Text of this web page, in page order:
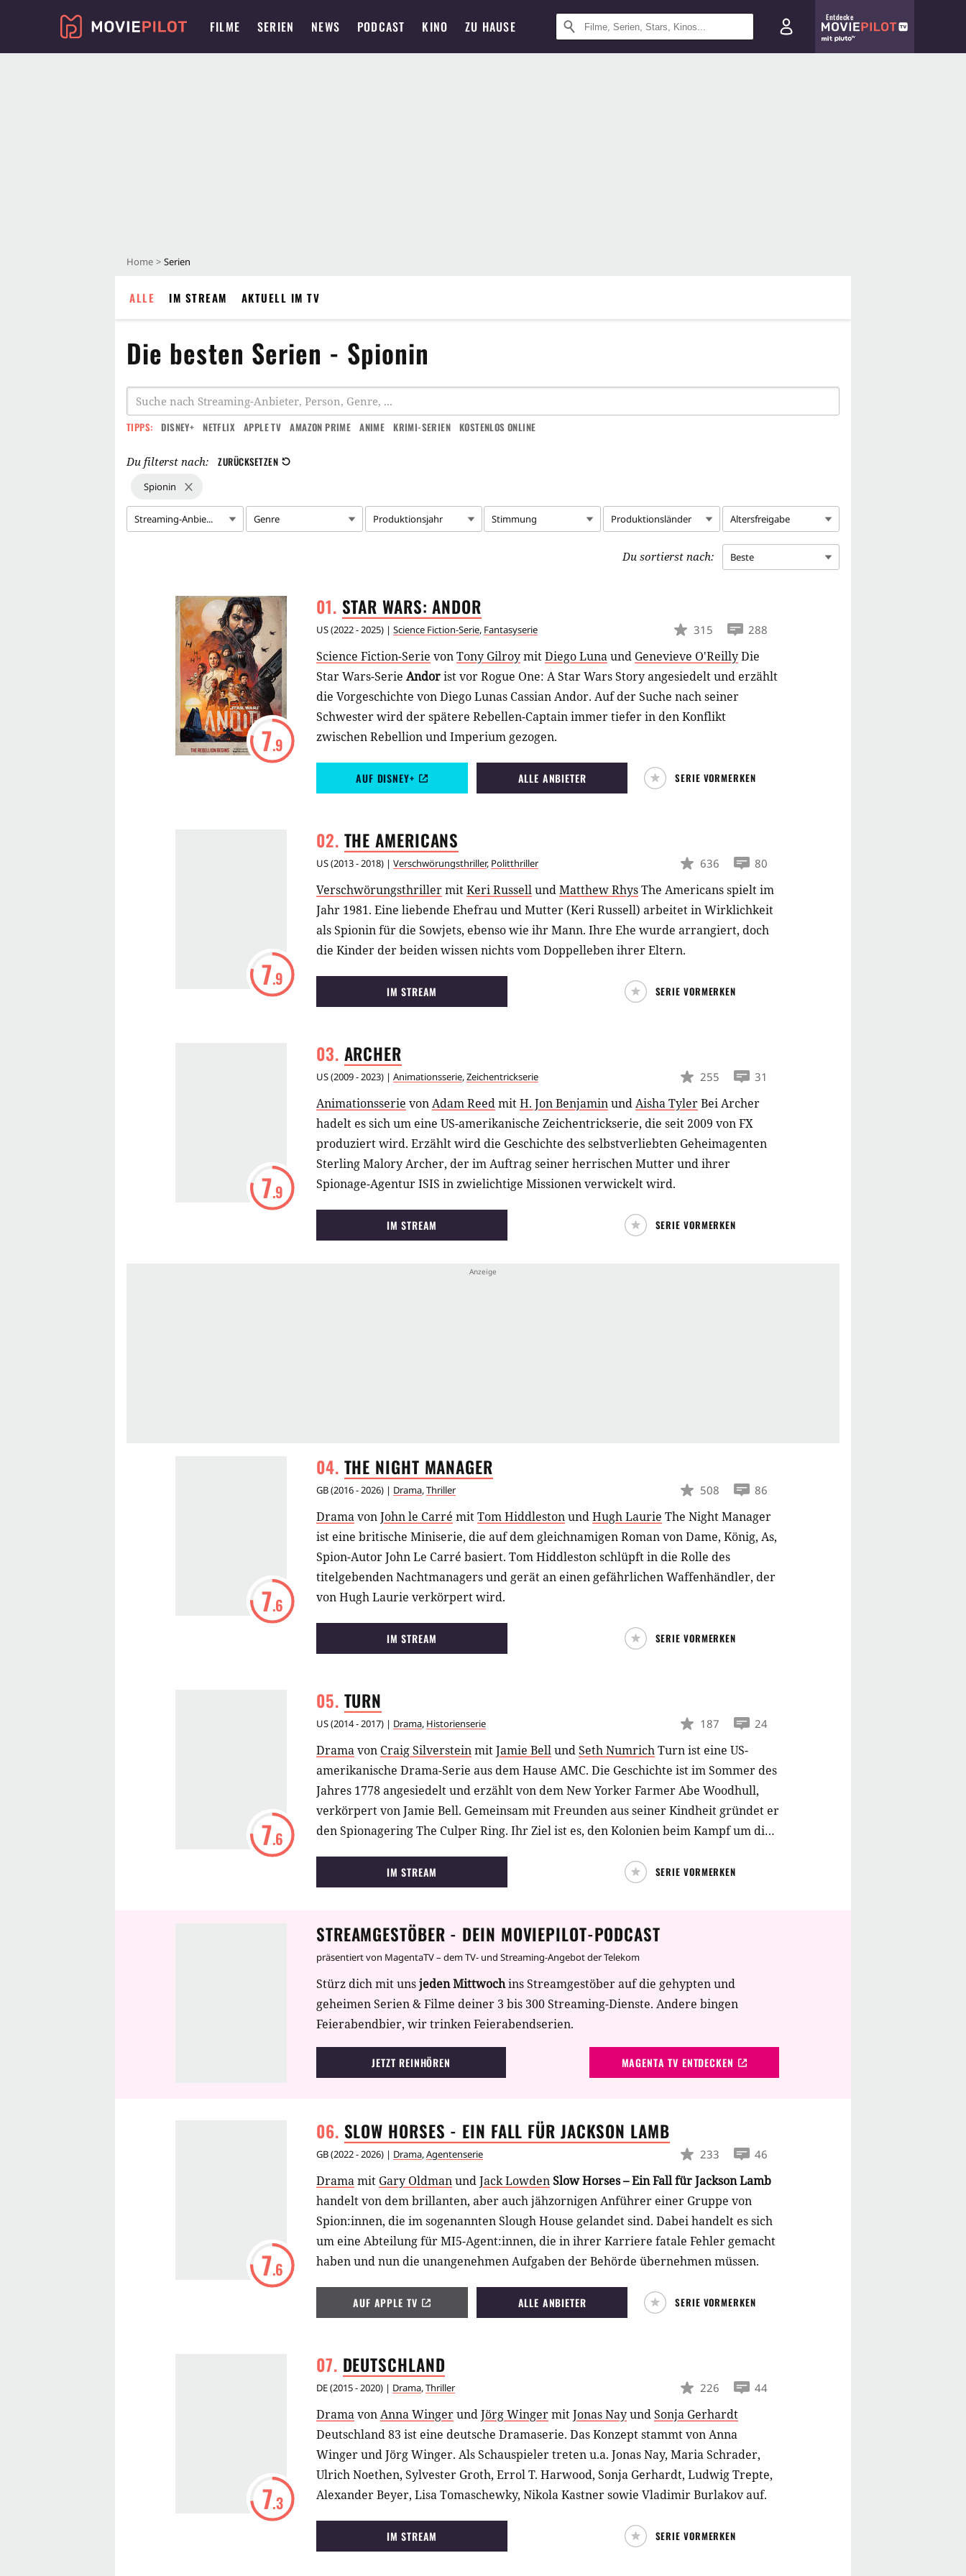
FILME SERIEN NEWS PODCAST KINO ZU HAUSE
Entdecke
Home Serien
ALLE IM STREAM AKTUELL IM TV
Die besten Serien - Spionin
TIPPS: DISNEY+ NETFLIX APPLE TV AMAZON PRIME ANIME KRIMI-SERIEN KOSTENLOS ONLINE
Du filterst nach: ZURÜCKSETZEN
Spionin
Streaming-Anbie... Genre Produktionsjahr Stimmung Produktionsländer Altersfreigabe
Du sortierst nach: Beste
STAR WARS:ANDOR
US(2022 - 2025) | Science Fiction-Serie, Fantasyserie
7.9
315 288
Science Fiction-Serie vonTony GilroymitDiego Lunaund Genevieve O'ReillyDie
Star Wars-Serie Andorist vor Rogue One: A Star Wars Story angesiedelt und erzählt
die Vorgeschichte von Diego Lunas Cassian Andor. Auf der Suche nach seiner
Schwester wird der spätere Rebellen-Captain immer tiefer in den Konflikt
zwischen Rebellion und Imperium gezogen.
AUF DISNEY+ ALLE ANBIETER SERIE VORMERKEN
THEAMERICANS
US(2013 - 2018) | Verschwörungsthriller, Politthriller
7.9
636 80
VerschwörungsthrillermitKeri RussellundMatthew RhysThe Americans spielt im
Jahr 1981. Eine liebende Ehefrau und Mutter (Keri Russell) arbeitet in Wirklichkeit
als Spionin für die Sowjets, ebenso wie ihr Mann. Ihre Ehe wurde arrangiert, doch
die Kinder der beiden wissen nichts vom Doppelleben ihrer Eltern.
IM STREAM SERIE VORMERKEN
ARCHER
US(2009 - 2023) | Animationsserie,Zeichentrickserie
7.9
255 31
Animationsserie vonAdam ReedmitH. Jon BenjaminundAisha TylerBei Archer
hadelt es sich um eine US-amerikanische Zeichentrickserie, die seit 2009 von FX
produziert wird. Erzählt wird die Geschichte des selbstverliebten Geheimagenten
Sterling Malory Archer, der im Auftrag seiner herrischen Mutter und ihrer
Spionage-Agentur ISIS in zwielichtige Missionen verwickelt wird.
IM STREAM SERIE VORMERKEN
THE NIGHT MANAGER
GB(2016 - 2026) | Drama,Thriller
7.6
508 86
DramavonJohn le Carré mitTom HiddlestonundHugh Laurie The Night Manager
ist eine britische Miniserie, die auf dem gleichnamigen Roman von Dame, König, As,
Spion-Autor John Le Carré basiert. Tom Hiddleston schlüpft in die Rolle des
titelgebenden Nachtmanagers und gerät an einen gefährlichen Waffenhändler, der
von Hugh Laurie verkörpert wird.
IM STREAM SERIE VORMERKEN
TURN
US(2014 - 2017) | Drama, Historienserie
7.6
187 24
Dramavon Craig SilversteinmitJamie BellundSeth NumrichTurn ist eine US-
amerikanische Drama-Serie aus dem Hause AMC. Die Geschichte ist im Sommer des
Jahres 1778 angesiedelt und erzählt von dem New Yorker Farmer Abe Woodhull,
verkörpert von Jamie Bell. Gemeinsam mit Freunden aus seiner Kindheit gründet er
den Spionagering The Culper Ring. Ihr Ziel ist es, den Kolonien beim Kampf um die
IM STREAM SERIE VORMERKEN
STREAMGESTÖBER - DEIN MOVIEPILOT-PODCAST
präsentiert von MagentaTV – dem TV- und Streaming-Angebot der Telekom
Stürz dich mit unsjeden Mittwochins Streamgestöber auf die gehypten und
geheimen Serien & Filme deiner 3 bis 300 Streaming-Dienste. Andere bingen
Feierabendbier, wir trinken Feierabendserien.
JETZT REINHÖREN MAGENTA TV ENTDECKEN
SLOW HORSES - EIN FALL FÜR JACKSON LAMB
GB(2022 - 2026) | Drama,Agentenserie
7.6
233 46
Dramamit Gary OldmanundJack LowdenSlow Horses – Ein Fall für Jackson Lamb
handelt von dem brillanten, aber auch jähzornigen Anführer einer Gruppe von
Spion:innen, die im sogenannten Slough House gelandet sind. Dabei handelt es sich
um eine Abteilung für MI5-Agent:innen, die in ihrer Karriere fatale Fehler gemacht
haben und nun die unangenehmen Aufgaben der Behörde übernehmen müssen.
AUF APPLE TV ALLE ANBIETER SERIE VORMERKEN
DEUTSCHLAND
DE(2015 - 2020) | Drama,Thriller
7.3
226 44
DramavonAnna WingerundJörg WingermitJonas NayundSonja Gerhardt
Deutschland 83 ist eine deutsche Dramaserie. Das Konzept stammt von Anna
Winger und Jörg Winger. Als Schauspieler treten u.a. Jonas Nay, Maria Schrader,
Ulrich Noethen, Sylvester Groth, Errol T. Harwood, Sonja Gerhardt, Ludwig Trepte,
Alexander Beyer, Lisa Tomaschewky, Nikola Kastner sowie Vladimir Burlakov auf.
IM STREAM SERIE VORMERKEN